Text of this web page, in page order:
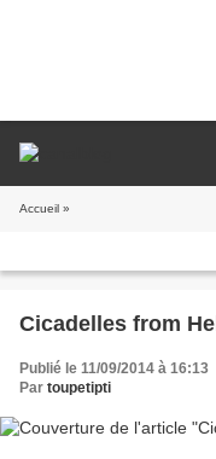
Accueil »
Cicadelles from Hell
Publié le 11/09/2014 à 16:13
Par toupetipti